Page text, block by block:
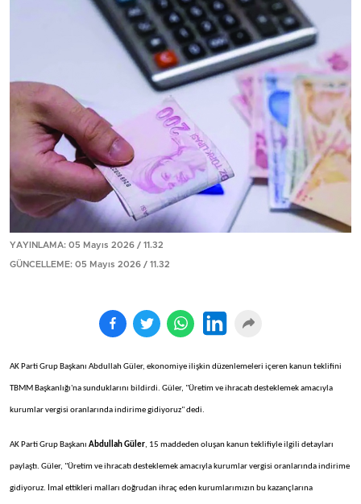
YAYINLAMA: 05 Mayıs 2026 / 11.32
GÜNCELLEME: 05 Mayıs 2026 / 11.32
AK Parti Grup Başkanı Abdullah Güler, ekonomiye ilişkin düzenlemeleri içeren kanun teklifini
TBMM Başkanlığı'na sunduklarını bildirdi. Güler, "Üretim ve ihracatı desteklemek amacıyla
kurumlar vergisi oranlarında indirime gidiyoruz" dedi.
AK Parti Grup Başkanı Abdullah Güler, 15 maddeden oluşan kanun teklifiyle ilgili detayları
paylaştı. Güler, "Üretim ve ihracatı desteklemek amacıyla kurumlar vergisi oranlarında indirime
gidiyoruz. İmal ettikleri malları doğrudan ihraç eden kurumlarımızın bu kazançlarına